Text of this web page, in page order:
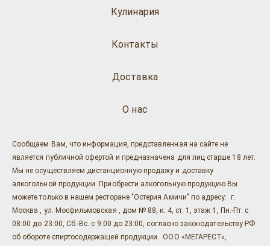
Кулинария
О нас
Доставка
Контакты
Сообщаем Вам, что информация, представленная на сайте не
является публичной офертой и предназначена для лиц старше 18 лет.
Мы не осуществляем дистанционную продажу и доставку
алкогольной продукции. Приобрести алкогольную продукцию Вы
можете только в нашем ресторане "Остерия Амичи" по адресу: г.
Москва , ул. Мосфильмовская , дом № 88, к. 4, ст. 1, этаж 1, Пн.-Пт. с
08:00 до 23:00, Сб.-Вс. с 9:00 до 23:00, согласно законодательству РФ
об обороте спиртосодержащей продукции. ООО «МЕГАРЕСТ»,